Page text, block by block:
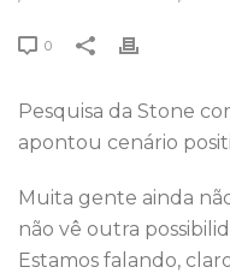
0
Pesquisa da Stone
apontou cenário
Muita gente ainda
não vê outra
Estamos falando,